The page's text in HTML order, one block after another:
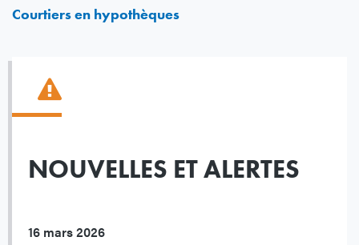
Courtiers en hypothèques
NOUVELLES ET ALERTES
16 mars 2026